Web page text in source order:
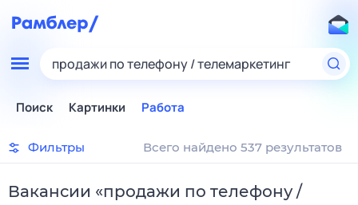
продажи по телефону / телемаркетинг
Поиск Картинки Работа
Фильтры Всего найдено 537 результатов
Вакансии «продажи по телефону /